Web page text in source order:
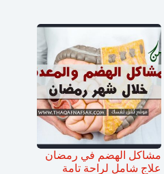
مشاكل الهضم في رمضان
علاج شامل لراحة تامة